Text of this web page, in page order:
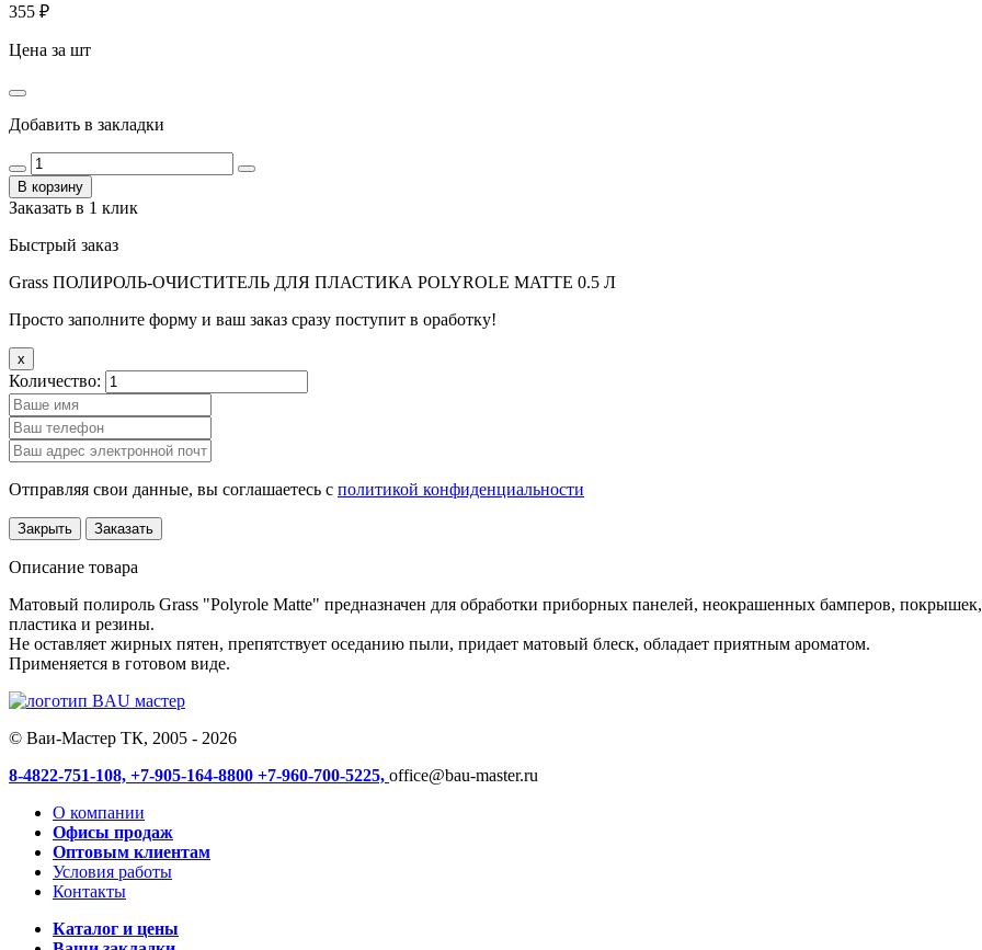
355 ₽
Цена за шт
Добавить в закладки
В корзину
Заказать в 1 клик
Быстрый заказ
Grass ПОЛИРОЛЬ-ОЧИСТИТЕЛЬ ДЛЯ ПЛАСТИКА POLYROLE MATTE 0.5 Л
Просто заполните форму и ваш заказ сразу поступит в оработку!
x
Количество:
Отправляя свои данные, вы соглашаетесь с политикой конфиденциальности
Закрыть Заказать
Описание товара
Матовый полироль Grass "Polyrole Matte" предназначен для обработки приборных панелей, неокрашенных бамперов,
пластика и резины.
Не оставляет жирных пятен, препятствует оседанию пыли, придает матовый блеск, обладает приятным ароматом.
Применяется в готовом виде.
© Ваи-Мастер ТК, 2005 - 2026
8-4822-751-108, +7-905-164-8800 +7-960-700-5225, office@bau-master.ru
О компании
Офисы продаж
Оптовым клиентам
Условия работы
Контакты
Каталог и цены